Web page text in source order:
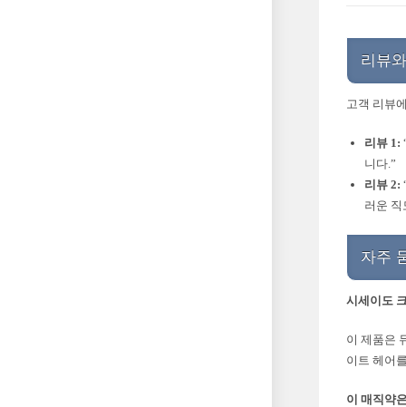
리뷰
고객 리뷰
리뷰 1:
니다.”
리뷰 2:
러운 직
자주
시세이도
이 제품은
이트 헤어
이 매직약